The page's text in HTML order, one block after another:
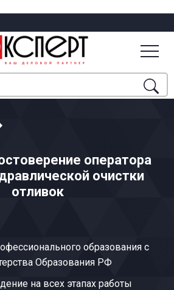
очистки отливок
оператора
очистки
отливок
образования с
Образования РФ
на всех этапах работы